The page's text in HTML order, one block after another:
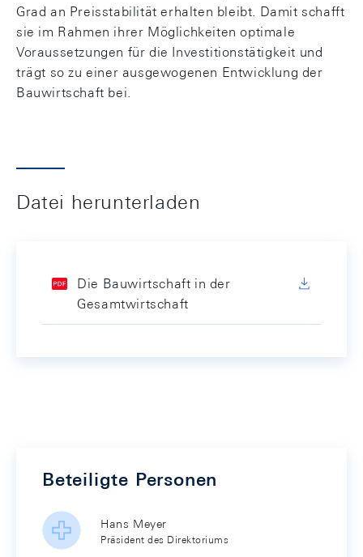
Grad an Preisstabilität erhalten bleibt. Damit schafft
sie im Rahmen ihrer Möglichkeiten optimale
Voraussetzungen für die Investitionstätigkeit und
trägt so zu einer ausgewogenen Entwicklung der
Bauwirtschaft bei.
Datei herunterladen
Die Bauwirtschaft in der
Gesamtwirtschaft
Beteiligte Personen
Hans Meyer
Präsident des Direktoriums